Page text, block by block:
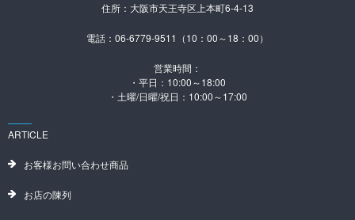
住所：大阪市天王寺区上本町6-4-13
電話：06-6779-9511（10：00～18：00）
営業時間：
・平日：10:00～18:00
・土曜/日曜/祝日：10:00～17:00
ARTICLE
お客様お問い合わせ商品
お店の陳列